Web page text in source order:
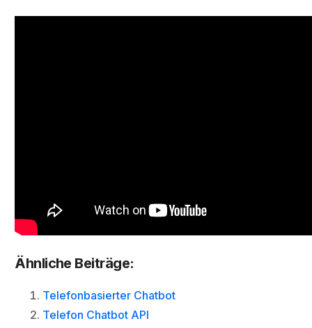
Ähnliche Beiträge:
Telefonbasierter Chatbot
Telefon Chatbot API